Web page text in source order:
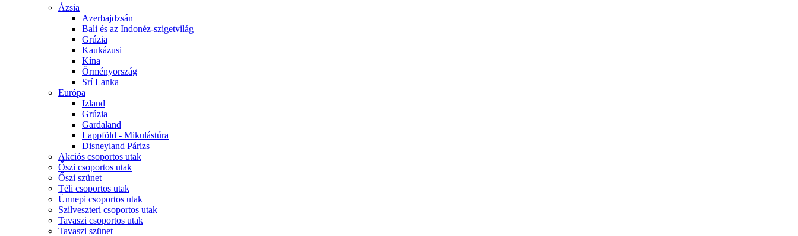
Ázsia
Azerbajdzsán
Bali és az Indonéz-szigetvilág
Grúzia
Kaukázusi
Kína
Örményország
Srí Lanka
Európa
Izland
Grúzia
Gardaland
Lappföld - Mikulástúra
Disneyland Párizs
Akciós csoportos utak
Őszi csoportos utak
Őszi szünet
Téli csoportos utak
Ünnepi csoportos utak
Szilveszteri csoportos utak
Tavaszi csoportos utak
Tavaszi szünet